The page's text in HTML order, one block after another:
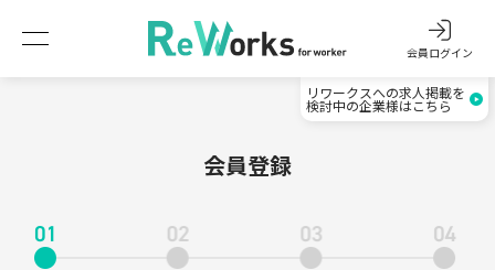
会員ログイン
リワークスへの求人掲載を
検討中の企業様はこちら
会員登録